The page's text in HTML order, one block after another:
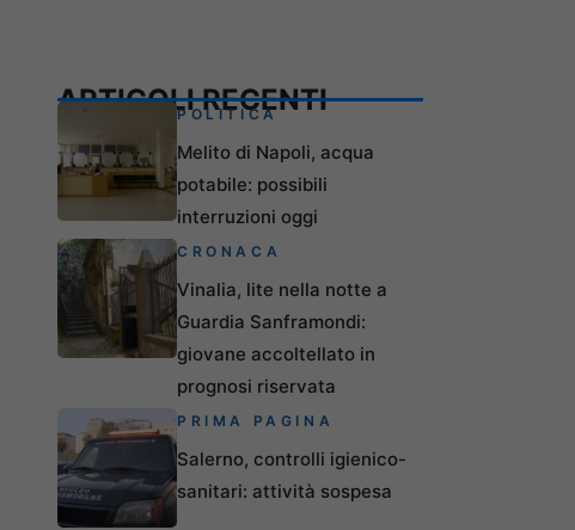
ARTICOLI RECENTI
POLITICA
Melito di Napoli, acqua
potabile: possibili
interruzioni oggi
CRONACA
Vinalia, lite nella notte a
Guardia Sanframondi:
giovane accoltellato in
prognosi riservata
PRIMA PAGINA
Salerno, controlli igienico-
sanitari: attività sospesa